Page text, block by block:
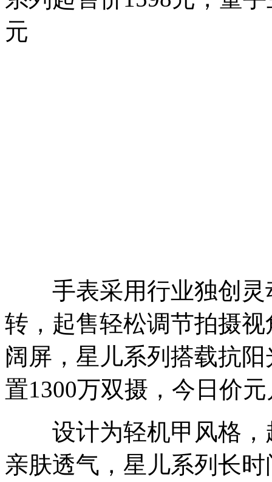
元
手表采用行业独创灵
转，起售轻松调节拍摄
阔屏，星儿系列搭载抗
置1300万双摄，今日价
设计为轻机甲风格，
亲肤透气，星儿系列长